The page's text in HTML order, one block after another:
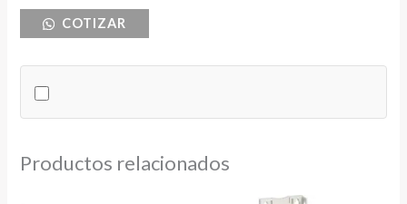
480VAC
cantidad
COTIZAR
Productos relacionados